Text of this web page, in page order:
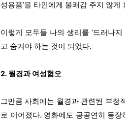
성용품’을 타인에게 불쾌감 주지 않
이렇게 모두들 나의 생리를 ‘드러나
고 숨겨야 하는 것이 되었다.
2. 월경과 여성혐오
그만큼 사회에는 월경과 관련된 부정
로 이어졌다. 영화에도 공공연히 등